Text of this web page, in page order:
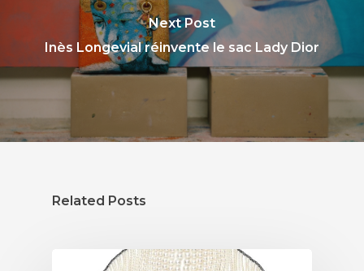
Next Post
Inès Longevial réinvente le sac Lady Dior
Related Posts